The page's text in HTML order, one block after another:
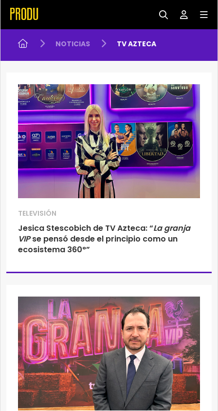
NOTICIAS TV AZTECA
TELEVISIÓN
Jesica Stescobich de TV Azteca: “La granja
VIPse pensó desde el principio como un
ecosistema 360°”